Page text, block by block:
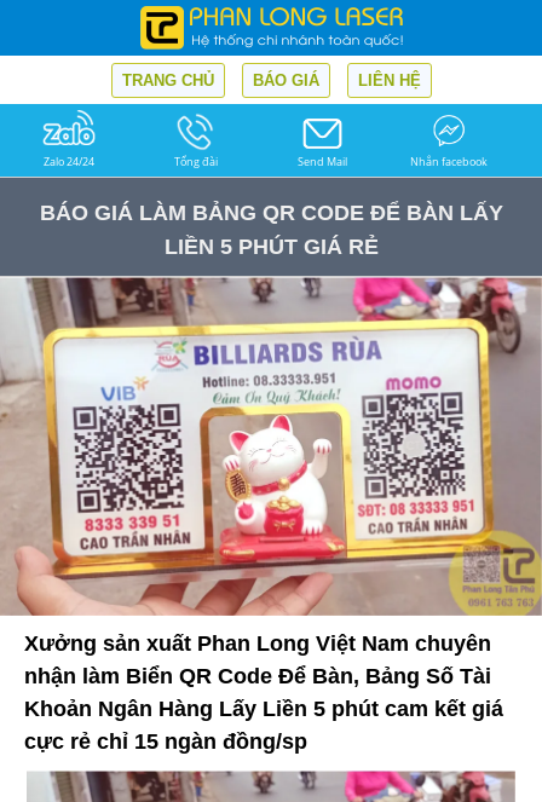
TRANG CHỦ BÁO GIÁ LIÊN HỆ
Zalo 24/24 Tổng đài Send Mail Nhắn facebook
BÁO GIÁ LÀM BẢNG QR CODE ĐỂ BÀN LẤY
LIỀN 5 PHÚT GIÁ RẺ
Xưởng sản xuất Phan Long Việt Nam chuyên
nhận làm Biển QR Code Để Bàn, Bảng Số Tài
Khoản Ngân Hàng Lấy Liền 5 phút cam kết giá
cực rẻ chỉ 15 ngàn đồng/sp